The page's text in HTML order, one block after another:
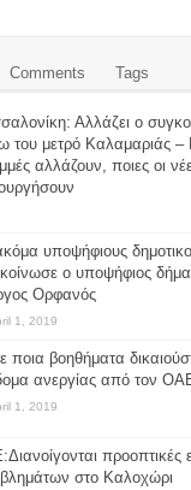
Comments Tags
Αλλάζει ο
του μετρό Καλαμαριάς –
αλλάζουν, ποιες οι
υποψήφιους
ο υποψήφιος
Ορφανός
1, 2019
ποια βοηθήματα
ανεργίας από τον
1, 2019
προοπτικές
στο Καλοχώρι